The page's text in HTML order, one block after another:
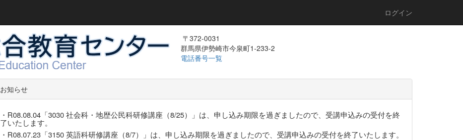
ログイン
〒372-0031
群馬県伊勢崎市今泉町1-233-2
電話番号一覧
お知らせ
・R08.08.04「3030 社会科・地歴公民科研修講座（8/25）」は、申し込み期限を過ぎましたので、受講申込みの受付を終
了いたします。
・R08.07.23「3150 英語科研修講座（8/7）」は、申し込み期限を過ぎましたので、受講申込みの受付を終了いたします。